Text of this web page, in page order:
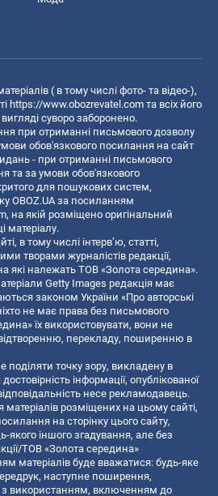
( в тому числі фото- та відео-),
https://www.obozrevatel.com та всіх його
суворо заборонено.
при отриманні письмового дозволу
обов'язкового посилання на сайт
- при отриманні письмового
та за умови обов'язкового
для пошукових систем,
OBOZ.UA за посиланням
, на якій розміщено оригінальний
матеріалу.
в тому числі інтерв’ю, статті,
творами журналістів редакції,
які належать ТОВ «Золота середина».
Getty Images редакція має
законом України «Про авторські
не має права без письмового
їх використовувати, вони не
перекладу, поширенню в
поділяти точку зору, викладену в
інформації, опублікованої
несе рекламодавець.
розміщених на цьому сайті,
на сторінку цього сайту,
якого іншого згадування, але без
ТОВ «Золота середина»
матеріалів буде вважатися: будь-яке
наступне поширення,
з використанням, включенням до